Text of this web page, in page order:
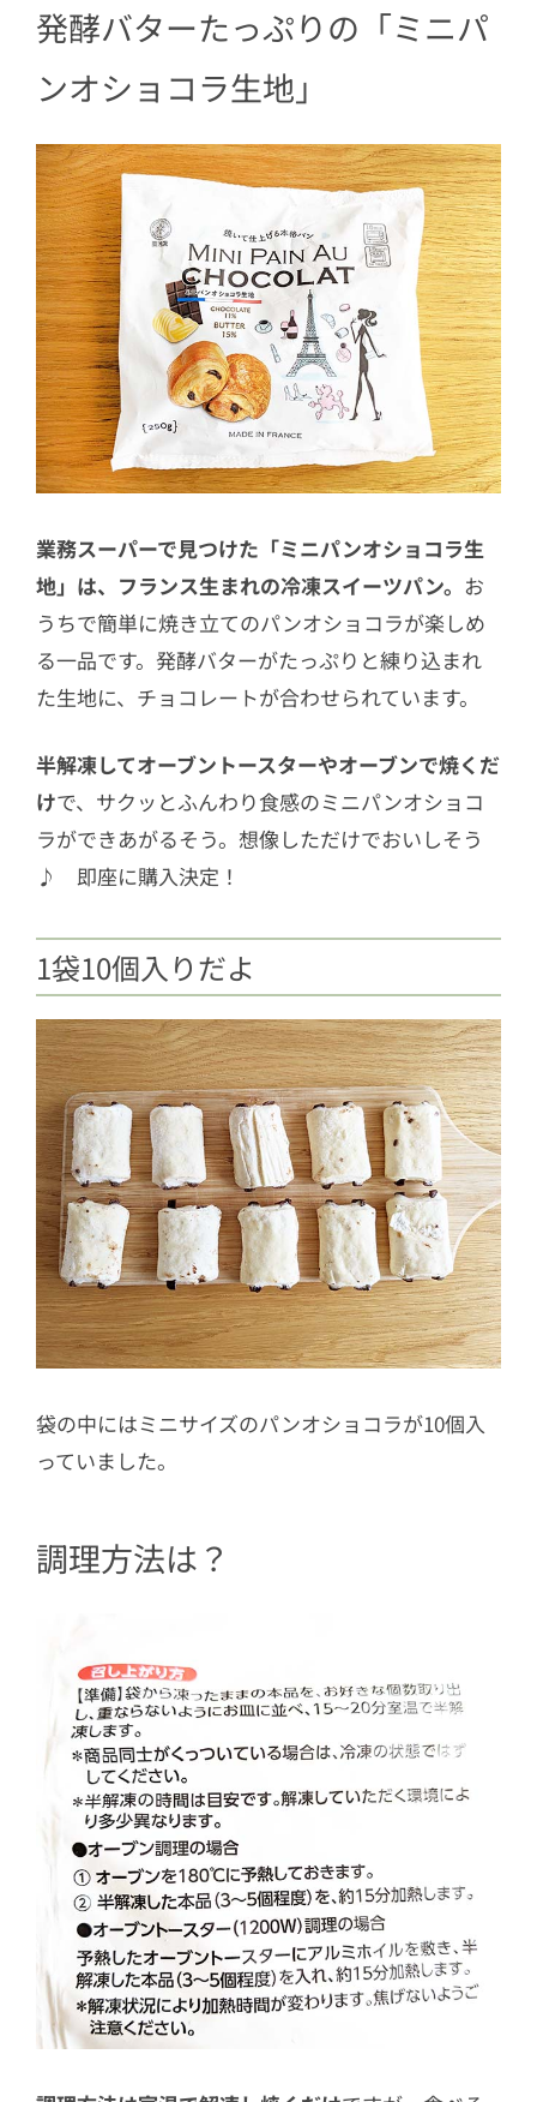
発酵バターたっぷりの「ミニパ
ンオショコラ生地」
業務スーパーで見つけた「ミニパンオショコラ生
地」は、フランス生まれの冷凍スイーツパン。 お
うちで簡単に焼き立てのパンオショコラが楽しめ
る一品です。発酵バターがたっぷりと練り込まれ
た生地に、チョコレートが合わせられています。
半解凍してオーブントースターやオーブンで焼くだ
けで、サクッとふんわり食感のミニパンオショコ
ラができあがるそう。想像しただけでおいしそう
♪ 即座に購入決定！
1袋10個入りだよ
袋の中にはミニサイズのパンオショコラが10個入
っていました。
調理方法は？